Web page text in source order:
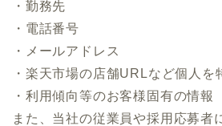
・勤務先
・電話番号
・メールアドレス
・楽天市場の店舗URLなど個人を
・利用傾向等のお客様固有の情報
また、当社の従業員や採用応募者